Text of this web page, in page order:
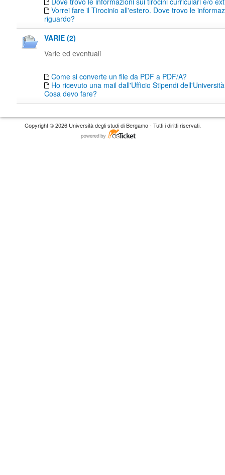
Vorrei fare il Tirocinio all'estero. Dove trovo le
riguardo?
VARIE (2)
Varie ed eventuali
Come si converte un file da PDF a PDF/A?
Ho ricevuto una mail dall'Ufficio Stipendi
Cosa devo fare?
Copyright © 2026 Università degli studi di Bergamo - Tutti i diritti riservati.